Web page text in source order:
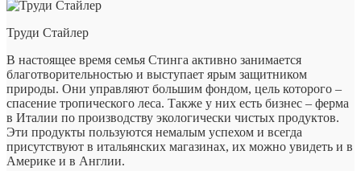
Труди Стайлер
В настоящее время семья Стинга активно занимается
благотворительностью и выступает ярым защитником
природы. Они управляют большим фондом, цель которого –
спасение тропического леса. Также у них есть бизнес – ферма
в Италии по производству экологически чистых продуктов.
Эти продукты пользуются немалым успехом и всегда
присутствуют в итальянских магазинах, их можно увидеть и в
Америке и в Англии.